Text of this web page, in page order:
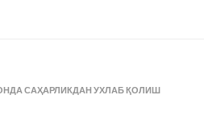
САҲАРЛИКДАН УХЛАБ ҚОЛИШ